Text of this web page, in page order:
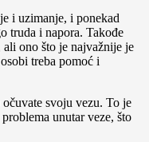
i uzimanje, i ponekad
truda i napora. Takođe
ono što je najvažnije je
treba pomoć i
svoju vezu. To je
unutar veze, što